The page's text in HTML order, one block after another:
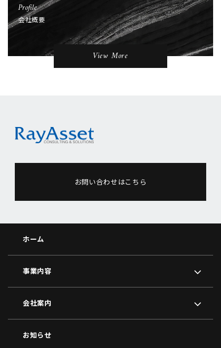
Profile
会社概要
View More
お問い合わせはこちら
ホーム
事業内容
会社案内
お知らせ